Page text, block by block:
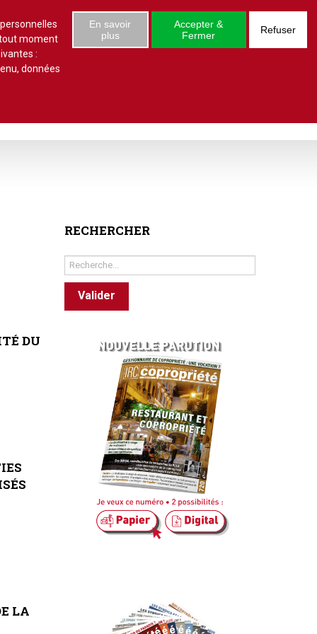
S'abonner Se connecter
DU
LA
RECHERCHER
Rechercher
Valider
moment
:
données
En savoir
plus
Accepter &
Fermer
Refuser